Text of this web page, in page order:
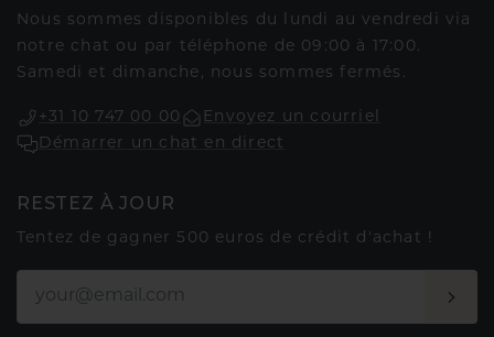
Nous sommes disponibles du lundi au vendredi via
notre chat ou par téléphone de 09:00 à 17:00.
Samedi et dimanche, nous sommes fermés.
+31 10 747 00 00
Envoyez un courriel
Démarrer un chat en direct
RESTEZ À JOUR
Tentez de gagner 500 euros de crédit d'achat !